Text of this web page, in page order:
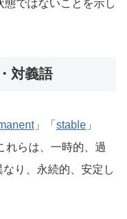
ではないことを示し
対義語
」「 stable 」
れらは、一時的、過
り、永続的、安定し